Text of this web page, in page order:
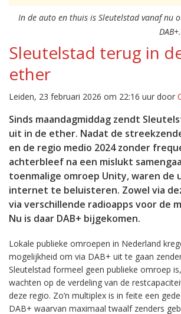
In de auto en thuis is Sleutelstad vanaf nu
Sleutelstad terug in
ether
Leiden, 23 februari 2026 om 22:16 uur door
Sinds maandagmiddag zendt
uit in de ether. Nadat de
en de regio medio 2024 zonder
achterbleef na een mislukt
toenmalige omroep Unity, waren de
internet te beluisteren. Zowel via
via verschillende radioapps voor de
Nu is daar DAB+ bijgekomen.
Lokale publieke omroepen in Nederland
mogelijkheid om via DAB+ uit te gaan
Sleutelstad formeel geen publieke omroep
wachten op de verdeling van de
deze regio. Zo’n multiplex is in feite een
DAB+ waarvan maximaal twaalf zenders